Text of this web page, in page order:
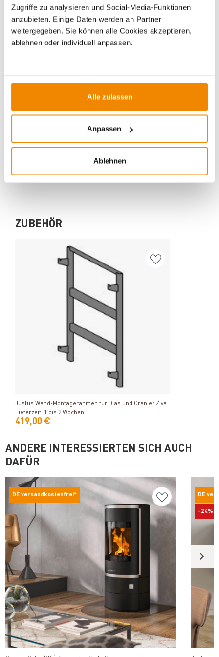
Zugriffe zu analysieren und Social-Media-Funktionen
anzubieten. Einige Daten werden an Partner
weitergegeben. Sie können alle Cookies akzeptieren,
ablehnen oder individuell anpassen.
Alle zulassen
Anpassen
Ablehnen
Ihr Berater zum Thema Öfen und
Silvio Wirth berät Sie gern rund um das Thema
Kaminöfen. Keine Frage bleibt unbeantwortet, kein
Produkten? Dann kontaktieren Sie uns gern unter:
[email protected]
Telefon:
0351 25930011
ZUBEHÖR
Produkt ansehen
Justus Wand-Montagerahmen für Dias und Oranier Ziva
Lieferzeit: 1 bis 2 Wochen
419,00 €
ANDERE INTERESSIERTEN SICH AUCH
DAFÜR
DE versandkostenfrei*
Produkt ansehen
DE
-24%